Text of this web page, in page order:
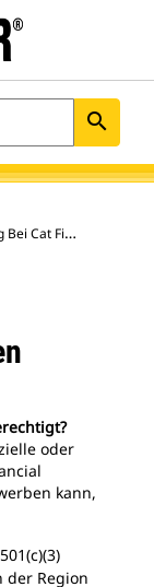
search
Cat Financial
oder
kann,
der Region